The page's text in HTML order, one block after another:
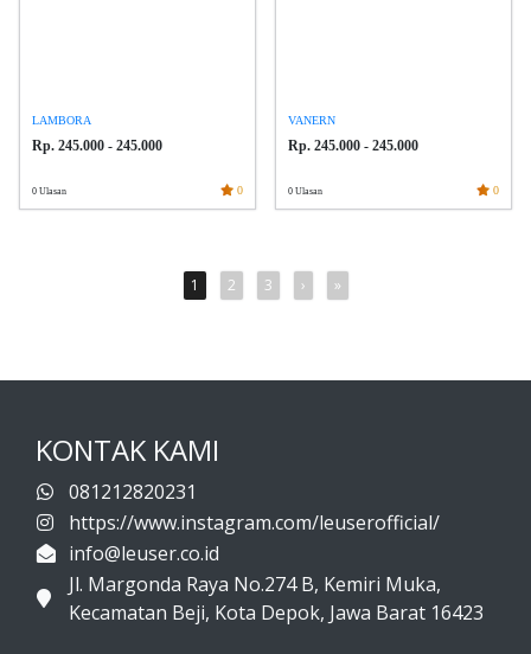
LAMBORA
Rp. 245.000 - 245.000
0 Ulasan 0
VANERN
Rp. 245.000 - 245.000
0 Ulasan 0
1 2 3 › »
KONTAK KAMI
081212820231
https://www.instagram.com/leuserofficial/
info@leuser.co.id
Jl. Margonda Raya No.274 B, Kemiri Muka,
Kecamatan Beji, Kota Depok, Jawa Barat 16423